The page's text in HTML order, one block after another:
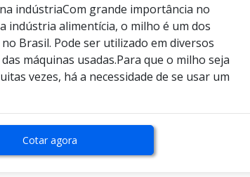
indústriaCom grande importância no
indústria alimentícia, o milho é um dos
Brasil. Pode ser utilizado em diversos
máquinas usadas.Para que o milho seja
vezes, há a necessidade de se usar um
Cotar agora